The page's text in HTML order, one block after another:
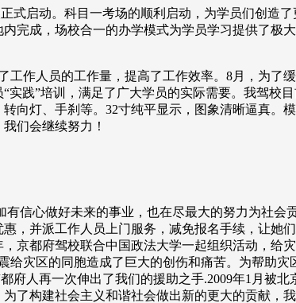
式启动。科目一考场的顺利启动，为学员们创造
完成，场校合一的办学模式为学员学习提供了极
工作人员的工作量，提高了工作效率。8月，为
实践”培训，满足了广大学员的实际需要。我驾
向灯、手刹等。32寸纯平显示，图象清晰逼真
们会继续努力！
信心做好未来的事业，也在尽最大的努力为社
，并派工作人员上门服务，减免报名手续，让
京都府驾校联合中国政法大学一起组织活动，
给灾区的同胞造成了巨大的创伤和痛苦。为帮
府人再一次伸出了我们的援助之手.2009年1月
了构建社会主义和谐社会做出新的更大的贡献